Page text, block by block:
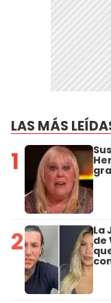
LAS MÁS
1
2 La
de